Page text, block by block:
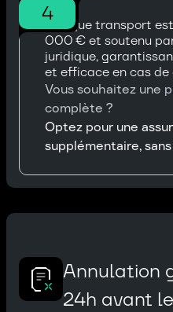
4Chaque transport
000 € et soutenu
juridique,
et efficace en cas de
Vous souhaitez une
complète ?
Optez pour une
supplémentaire,
Annulation
24h avant